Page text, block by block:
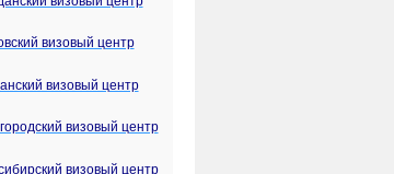
визовый центр
визовый центр
визовый центр
визовый центр